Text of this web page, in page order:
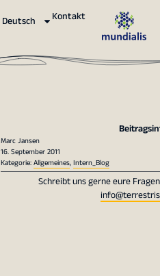
Deutsch Kontakt
Marc Jansen
16. September 2011
Kategorie:Allgemeines,Intern_Blog
Schreibt uns gerne eure